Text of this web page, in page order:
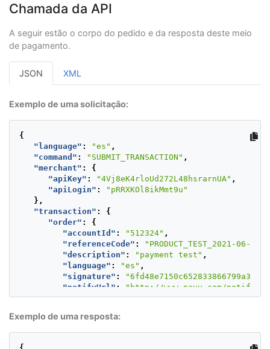
Chamada da API
A seguir estão o corpo do pedido e da resposta deste meio
de pagamento.
JSON XML
Exemplo de uma solicitação:
{
"language" : "es" ,
"command" : "SUBMIT_TRANSACTION" ,
"merchant" :
{
"apiKey" : "4Vj8eK4rloUd272L48hsrarnUA" ,
"apiLogin" :
"pRRXKOl8ikMmt9u"
},
"transaction" :
{
"order" :
{
"accountId" : "512324" ,
"referenceCode" :
"PRODUCT_TEST_2021-06-
"description" : "payment test" ,
"language" : "es" ,
"signature" :
"notifyUrl" : "http://www.payu.com/notify"
"additionalValues": {
"value"
"currency": "MXN"
Exemplo de uma resposta: